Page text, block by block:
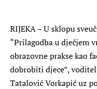
RIJEKA – U sklopu
“Prilagodba u dječjem
obrazovne prakse kao
dobrobiti djece”,
Tatalović Vorkapić uz